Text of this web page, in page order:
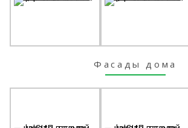
Фасады дома